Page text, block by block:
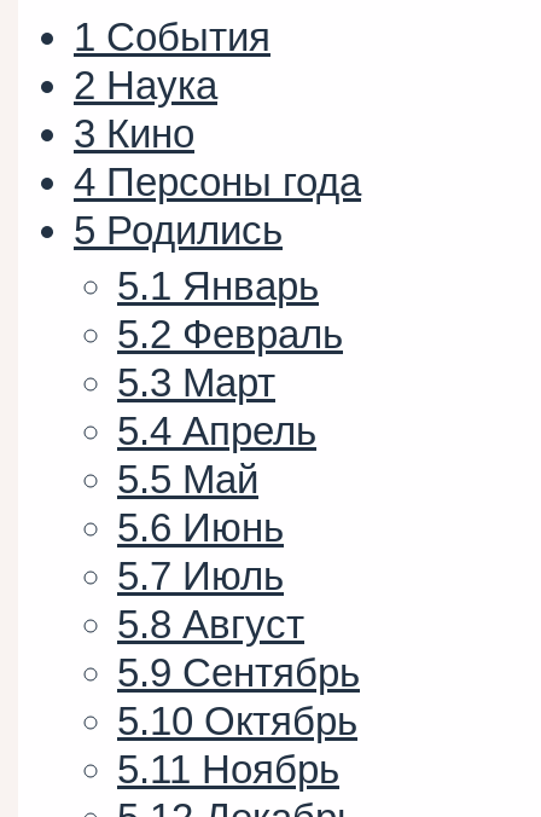
1 События
2 Наука
3 Кино
4 Персоны года
5 Родились
5.1 Январь
5.2 Февраль
5.3 Март
5.4 Апрель
5.5 Май
5.6 Июнь
5.7 Июль
5.8 Август
5.9 Сентябрь
5.10 Октябрь
5.11 Ноябрь